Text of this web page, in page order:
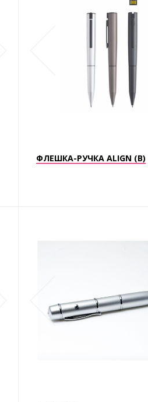
ФЛЕШКА-РУЧКА ALIGN (B)